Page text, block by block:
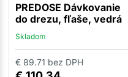
PREDOSE Dávkovanie
do drezu, fľaše, vedrá
Skladom
€ 89.71 bez DPH